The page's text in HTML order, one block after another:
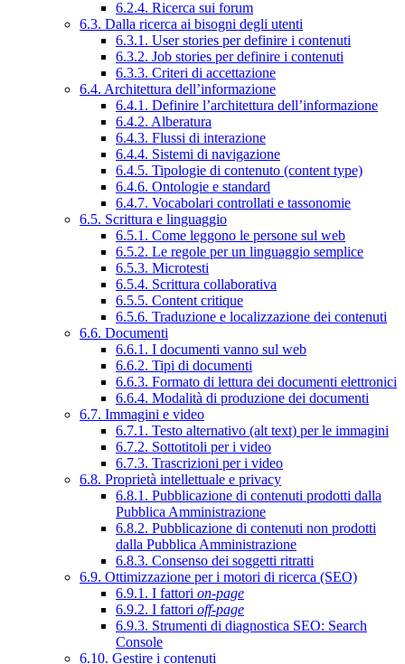
6.2.4. Ricerca sui forum
6.3. Dalla ricerca ai bisogni degli utenti
6.3.1. User stories per definire i contenuti
6.3.2. Job stories per definire i contenuti
6.3.3. Criteri di accettazione
6.4. Architettura dell’informazione
6.4.1. Definire l’architettura dell’informazione
6.4.2. Alberatura
6.4.3. Flussi di interazione
6.4.4. Sistemi di navigazione
6.4.5. Tipologie di contenuto (content type)
6.4.6. Ontologie e standard
6.4.7. Vocabolari controllati e tassonomie
6.5. Scrittura e linguaggio
6.5.1. Come leggono le persone sul web
6.5.2. Le regole per un linguaggio semplice
6.5.3. Microtesti
6.5.4. Scrittura collaborativa
6.5.5. Content critique
6.5.6. Traduzione e localizzazione dei contenuti
6.6. Documenti
6.6.1. I documenti vanno sul web
6.6.2. Tipi di documenti
6.6.3. Formato di lettura dei documenti elettronici
6.6.4. Modalità di produzione dei documenti
6.7. Immagini e video
6.7.1. Testo alternativo (alt text) per le immagini
6.7.2. Sottotitoli per i video
6.7.3. Trascrizioni per i video
6.8. Proprietà intellettuale e privacy
6.8.1. Pubblicazione di contenuti prodotti dalla
Pubblica Amministrazione
6.8.2. Pubblicazione di contenuti non prodotti
dalla Pubblica Amministrazione
6.8.3. Consenso dei soggetti ritratti
6.9. Ottimizzazione per i motori di ricerca (SEO)
6.9.1. I fattori on-page
6.9.2. I fattori off-page
6.9.3. Strumenti di diagnostica SEO: Search
Console
6.10. Gestire i contenuti